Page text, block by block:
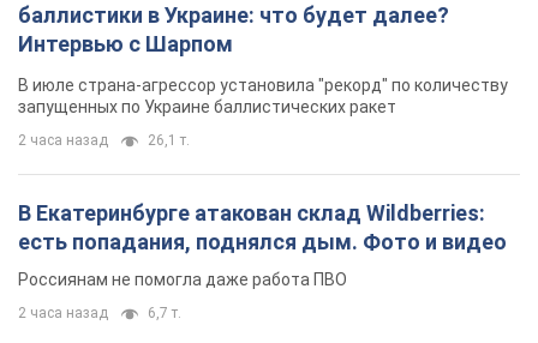
баллистики в Украине: что будет далее?
Интервью с Шарпом
В июле страна-агрессор установила "рекорд" по количеству
запущенных по Украине баллистических ракет
2 часа назад 26,1 т.
В Екатеринбурге атакован склад Wildberries:
есть попадания, поднялся дым. Фото и видео
Россиянам не помогла даже работа ПВО
2 часа назад 6,7 т.